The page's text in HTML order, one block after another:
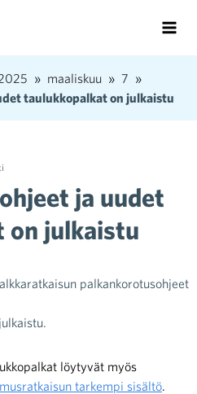
maaliskuu
7
taulukkopalkat on julkaistu
ja uudet
on julkaistu
palkankorotusohjeet
löytyvät myös
tarkempi sisältö.